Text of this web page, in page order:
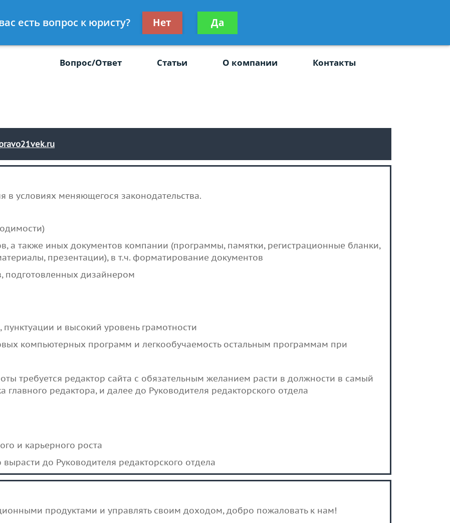
Получите консультацию
бесплатно
Вопрос/Ответ Статьи О компании Контакты
условиях меняющегося законодательства.
а также иных документов компании (программы, памятки, регистрационные бланки,
презентации), в т.ч. форматирование документов
подготовленных дизайнером
и высокий уровень грамотности
компьютерных программ и легкообучаемость остальным программам при
требуется редактор сайта с обязательным желанием расти в должности в самый
редактора, и далее до Руководителя редакторского отдела
и карьерного роста
до Руководителя редакторского отдела
продуктами и управлять своим доходом, добро пожаловать к нам!
есть вопрос к юристу? Нет Да